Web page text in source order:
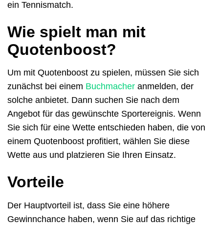
ein Tennismatch.
Wie spielt man mit
Quotenboost?
Um mit Quotenboost zu spielen, müssen Sie sich
zunächst bei einem Buchmacher anmelden, der
solche anbietet. Dann suchen Sie nach dem
Angebot für das gewünschte Sportereignis. Wenn
Sie sich für eine Wette entschieden haben, die von
einem Quotenboost profitiert, wählen Sie diese
Wette aus und platzieren Sie Ihren Einsatz.
Vorteile
Der Hauptvorteil ist, dass Sie eine höhere
Gewinnchance haben, wenn Sie auf das richtige